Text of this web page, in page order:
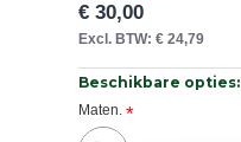
€ 30,00
Excl. BTW: € 24,79
Beschikbare opties:
Maten.